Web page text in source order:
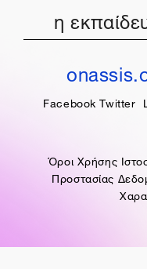
η
Facebook Twitter
Όροι Χρήσης
Προστασίας